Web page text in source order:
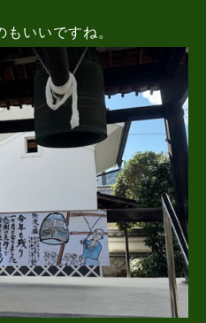
いいですね。